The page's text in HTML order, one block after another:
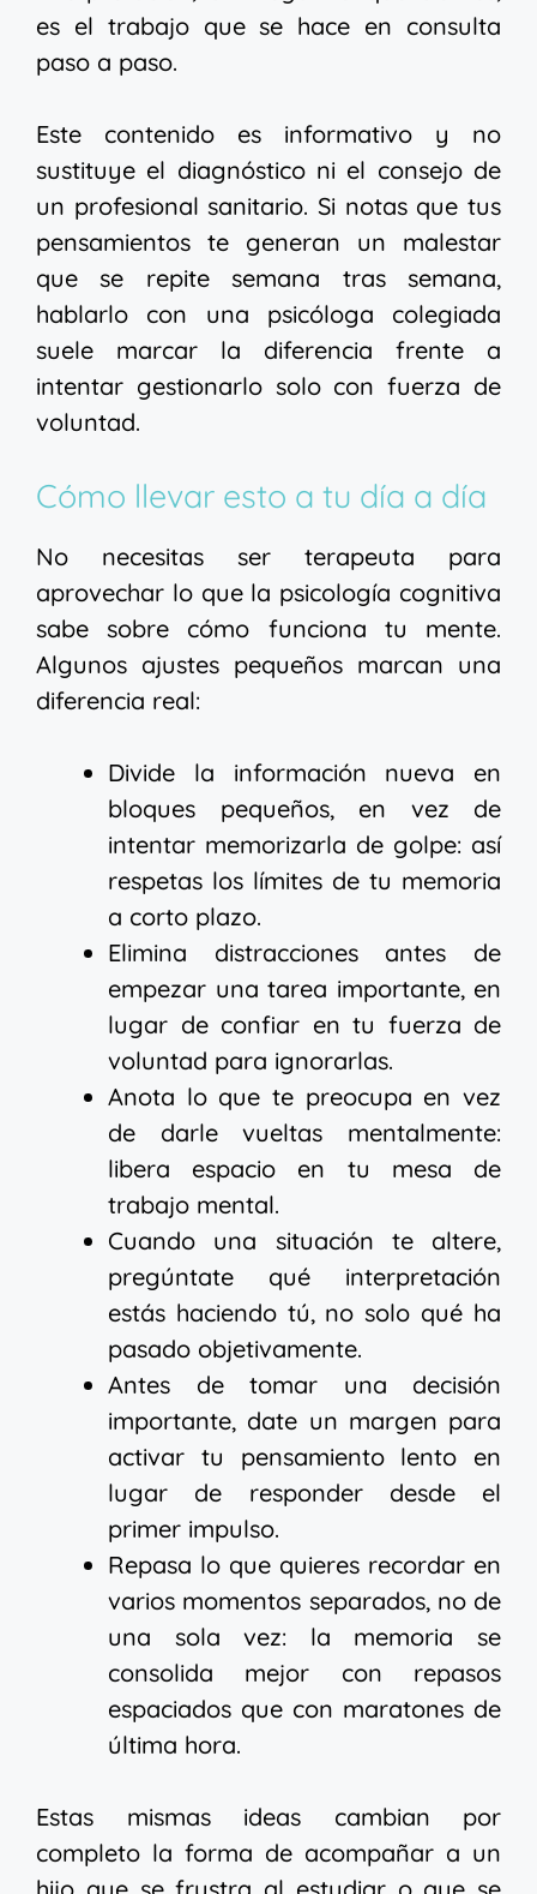
es el trabajo que se hace en consulta
paso a paso.
Este contenido es informativo y no
sustituye el diagnóstico ni el consejo de
un profesional sanitario. Si notas que tus
pensamientos te generan un malestar
que se repite semana tras semana,
hablarlo con una psicóloga colegiada
suele marcar la diferencia frente a
intentar gestionarlo solo con fuerza de
voluntad.
Cómo llevar esto a tu día a día
No necesitas ser terapeuta para
aprovechar lo que la psicología cognitiva
sabe sobre cómo funciona tu mente.
Algunos ajustes pequeños marcan una
diferencia real:
Divide la información nueva en
bloques pequeños, en vez de
intentar memorizarla de golpe: así
respetas los límites de tu memoria
a corto plazo.
Elimina distracciones antes de
empezar una tarea importante, en
lugar de confiar en tu fuerza de
voluntad para ignorarlas.
Anota lo que te preocupa en vez
de darle vueltas mentalmente:
libera espacio en tu mesa de
trabajo mental.
Cuando una situación te altere,
pregúntate qué interpretación
estás haciendo tú, no solo qué ha
pasado objetivamente.
Antes de tomar una decisión
importante, date un margen para
activar tu pensamiento lento en
lugar de responder desde el
primer impulso.
Repasa lo que quieres recordar en
varios momentos separados, no de
una sola vez: la memoria se
consolida mejor con repasos
espaciados que con maratones de
última hora.
Estas mismas ideas cambian por
completo la forma de acompañar a un